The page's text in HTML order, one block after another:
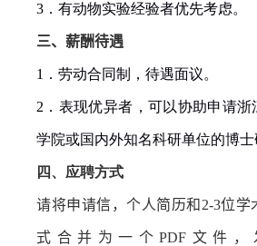
3 ．有动物实验经验者优先考虑。
三、薪酬待遇
1 ．劳动合同制，待遇面议。
2 ．表现优异者，可以协助申请
学院或国内外知名科研单位的博士
四、应聘方式
请将申请信，个人简历和 2-3位学
式合并为一个PDF 文件，